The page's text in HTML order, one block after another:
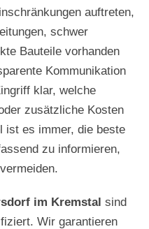
auftreten,
schwer
Bauteile vorhanden
Kommunikation
klar, welche
zusätzliche Kosten
ist es immer, die beste
zu informieren,
im Kremstal sind
Wir garantieren